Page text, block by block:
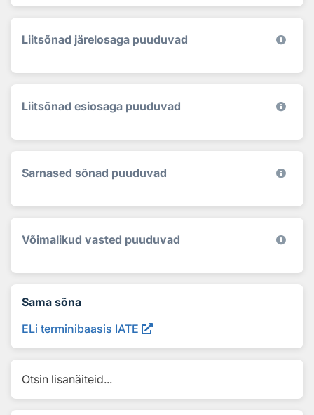
Liitsõnad järelosaga puuduvad
Liitsõnad esiosaga puuduvad
Sarnased sõnad puuduvad
Võimalikud vasted puuduvad
Sama sõna
ELi terminibaasis IATE
Otsin lisanäiteid...